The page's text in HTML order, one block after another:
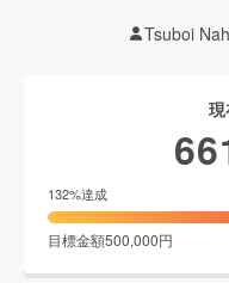
Tsuboi
132%達成
目標金額500,000円